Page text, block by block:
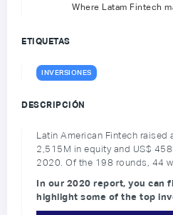
Where Latam Fintech
ETIQUETAS
INVERSIONES
DESCRIPCIÓN
Latin American Fintech raised
2,515M in equity and US$
2020. Of the 198 rounds, 44
In our 2020 report, you can
highlight some of the top